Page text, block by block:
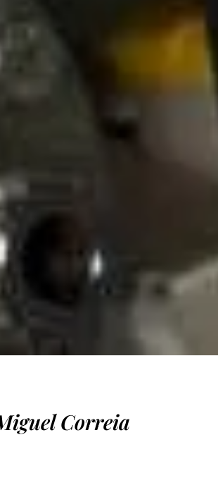
Correia